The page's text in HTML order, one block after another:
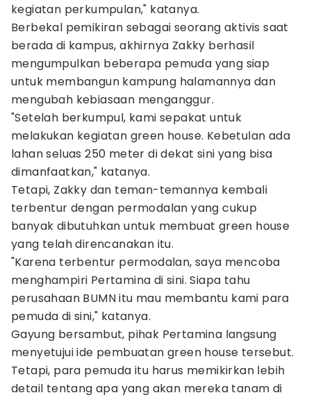
kegiatan perkumpulan," katanya.
Berbekal pemikiran sebagai seorang aktivis saat
berada di kampus, akhirnya Zakky berhasil
mengumpulkan beberapa pemuda yang siap
untuk membangun kampung halamannya dan
mengubah kebiasaan menganggur.
"Setelah berkumpul, kami sepakat untuk
melakukan kegiatan green house. Kebetulan ada
lahan seluas 250 meter di dekat sini yang bisa
dimanfaatkan," katanya.
Tetapi, Zakky dan teman-temannya kembali
terbentur dengan permodalan yang cukup
banyak dibutuhkan untuk membuat green house
yang telah direncanakan itu.
"Karena terbentur permodalan, saya mencoba
menghampiri Pertamina di sini. Siapa tahu
perusahaan BUMN itu mau membantu kami para
pemuda di sini," katanya.
Gayung bersambut, pihak Pertamina langsung
menyetujui ide pembuatan green house tersebut.
Tetapi, para pemuda itu harus memikirkan lebih
detail tentang apa yang akan mereka tanam di